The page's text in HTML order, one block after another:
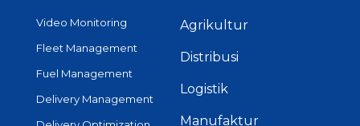
Video Monitoring
Fleet Management
Fuel Management
Delivery Management
Agrikultur
Distribusi
Logistik
Manufaktur